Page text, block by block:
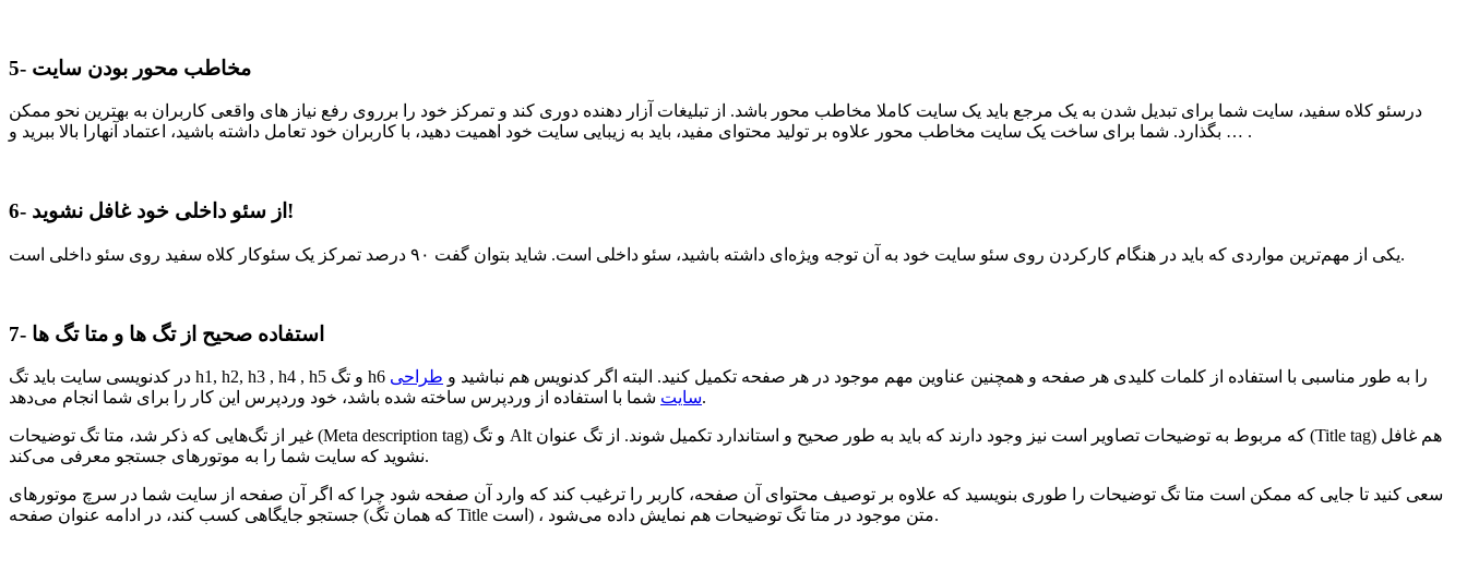
5- مخاطب محور بودن سایت
درسئو کلاه سفید، سایت شما برای تبدیل شدن به یک مرجع باید یک سایت کاملا مخاطب محور باشد. از تبلیغات آزار دهنده دوری کند و تمرکز خود را برروی رفع نیاز های واقعی کاربران به بهترین نحو ممکن
بگذارد. شما برای ساخت یک سایت مخاطب محور علاوه بر تولید محتوای مفید، باید به زیبایی سایت خود اهمیت دهید، با کاربران خود تعامل داشته باشید، اعتماد آنهارا بالا ببرید و … .
6- از سئو داخلی خود غافل نشوید!
یکی از مهم‌ترین مواردی که باید در هنگام کارکردن روی سئو سایت خود به آن توجه ویژه‌ای داشته باشید، سئو داخلی است. شاید بتوان گفت ۹۰ درصد تمرکز یک سئوکار کلاه سفید روی سئو داخلی است.
7- استفاده صحیح از تگ ها و متا تگ ها
در کدنویسی سایت باید تگ h1, h2, h3 , h4 , h5 و تگ h6 را به طور مناسبی با استفاده از کلمات کلیدی هر صفحه و همچنین عناوین مهم موجود در هر صفحه تکمیل کنید. البته اگر کدنویس هم نباشید و طراحی
سایتشما با استفاده از وردپرس ساخته شده باشد، خود وردپرس این کار را برای شما انجام می‌دهد.
غیر از تگ‌هایی که ذکر شد، متا تگ توضیحات (Meta description tag) و تگ Alt که مربوط به توضیحات تصاویر است نیز وجود دارند که باید به طور صحیح و استاندارد تکمیل شوند. از تگ عنوان (Title tag) هم غافل
نشوید که سایت شما را به موتورهای جستجو معرفی می‌کند.
سعی کنید تا جایی که ممکن است متا تگ توضیحات را طوری بنویسید که علاوه بر توصیف محتوای آن صفحه، کاربر را ترغیب کند که وارد آن صفحه شود چرا که اگر آن صفحه از سایت شما در سرچ موتورهای
جستجو جایگاهی کسب کند، در ادامه عنوان صفحه (که همان تگ Title است) ، متن موجود در متا تگ توضیحات هم نمایش داده می‌شود.